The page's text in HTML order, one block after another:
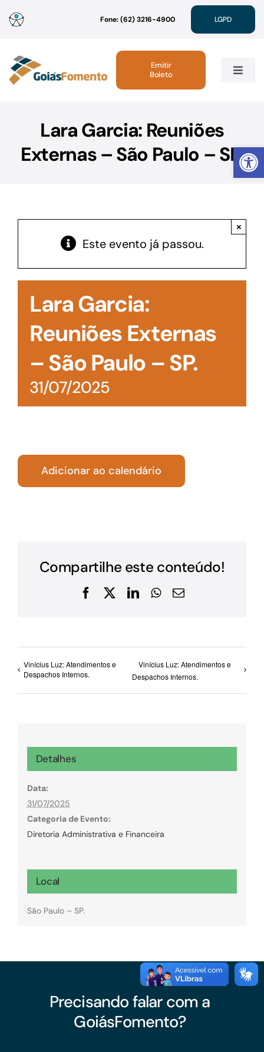
Abrir
para
conteúdo
Fone: (62) 3216-4900 LGPD
Toggle
Linhas de Crédito
Acesso à Informação
Emitir
Boleto
Lara Garcia: Reuniões
Externas – São Paulo – SP.
Este evento já passou.
×
Lara Garcia:
Reuniões Externas
– São Paulo – SP.
31/07/2025
Adicionar ao calendário
Compartilhe este conteúdo!
Facebook
X LinkedInWhatsApp
E-
Vinícius Luz: Atendimentos e
Despachos Internos.
Vinícius Luz: Atendimentos e
Despachos Internos.
Detalhes
Data:
31/07/2025
Categoria de Evento:
Diretoria Administrativa e Financeira
Local
São Paulo – SP.
Precisando falar com a
GoiásFomento?